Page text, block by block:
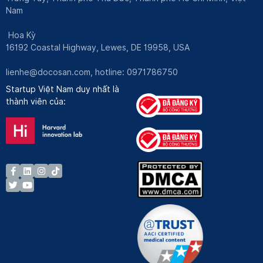
Nam
Hoa Kỳ
16192 Coastal Highway, Lewes, DE 19958, USA
lienhe@docosan.com , hotline: 0971786750
Startup Việt Nam duy nhất là
thành viên của: